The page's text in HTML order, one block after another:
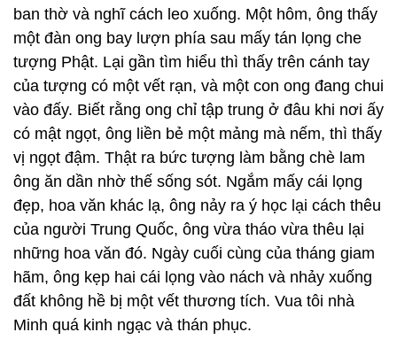
ban thờ và nghĩ cách leo xuống. Một hôm, ông thấy
một đàn ong bay lượn phía sau mấy tán lọng che
tượng Phật. Lại gần tìm hiểu thì thấy trên cánh tay
của tượng có một vết rạn, và một con ong đang chui
vào đấy. Biết rằng ong chỉ tập trung ở đâu khi nơi ấy
có mật ngọt, ông liền bẻ một mảng mà nếm, thì thấy
vị ngọt đậm. Thật ra bức tượng làm bằng chè lam
ông ăn dần nhờ thế sống sót. Ngắm mấy cái lọng
đẹp, hoa văn khác lạ, ông nảy ra ý học lại cách thêu
của người Trung Quốc, ông vừa tháo vừa thêu lại
những hoa văn đó. Ngày cuối cùng của tháng giam
hãm, ông kẹp hai cái lọng vào nách và nhảy xuống
đất không hề bị một vết thương tích. Vua tôi nhà
Minh quá kinh ngạc và thán phục.